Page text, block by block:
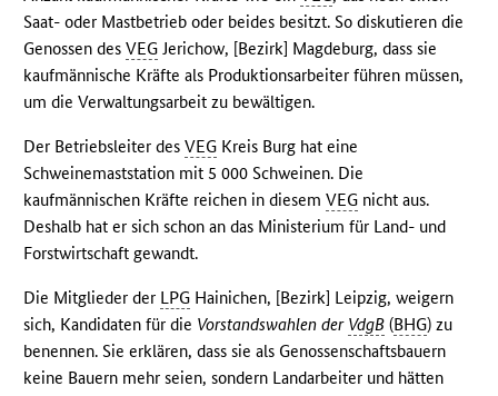
Saat- oder Mastbetrieb oder beides besitzt. So diskutieren die
Genossen desVEG Jerichow, [Bezirk] Magdeburg, dass sie
kaufmännische Kräfte als Produktionsarbeiter führen müssen,
um die Verwaltungsarbeit zu bewältigen.
Der Betriebsleiter desVEG Kreis Burg hat eine
Schweinemaststation mit 5 000 Schweinen. Die
kaufmännischen Kräfte reichen in diesemVEG nicht aus.
Deshalb hat er sich schon an das Ministerium für Land- und
Forstwirtschaft gewandt.
Die Mitglieder der LPG Hainichen, [Bezirk] Leipzig, weigern
sich, Kandidaten für die Vorstandswahlen der VdgB (BHG) zu
benennen. Sie erklären, dass sie als Genossenschaftsbauern
keine Bauern mehr seien, sondern Landarbeiter und hätten